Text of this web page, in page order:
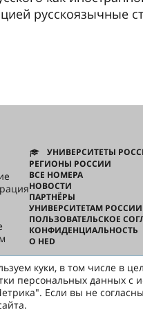
русскоязычные
УНИВЕРСИТЕТЫ
РЕГИОНЫ РОССИИ
ВСЕ НОМЕРА
НОВОСТИ
ПАРТНЁРЫ
УНИВЕРСИТЕТАМ РОССИИ
ПОЛЬЗОВАТЕЛЬСКОЕ
КОНФИДЕНЦИАЛЬНОСТЬ
О HED
куки, в том числе в
персональных данных с
Если вы не